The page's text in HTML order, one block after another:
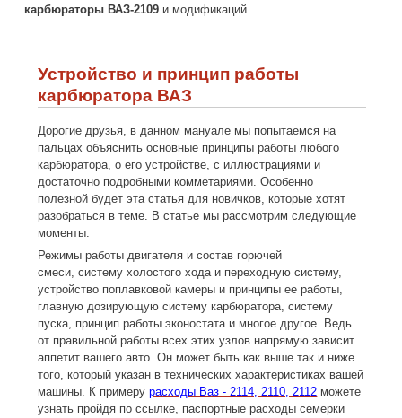
карбюраторы ВАЗ-2109 и модификаций.
Устройство и принцип работы
карбюратора ВАЗ
Дорогие друзья, в данном мануале мы попытаемся на
пальцах объяснить основные принципы работы любого
карбюратора, о его устройстве, с иллюстрациями и
достаточно подробными комметариями. Особенно
полезной будет эта статья для новичков, которые хотят
разобраться в теме. В статье мы рассмотрим следующие
моменты:
Режимы работы двигателя и состав горючей
смеси, систему холостого хода и переходную систему,
устройство поплавковой камеры и принципы ее работы,
главную дозирующую систему карбюратора, систему
пуска, принцип работы эконостата и многое другое. Ведь
от правильной работы всех этих узлов напрямую зависит
аппетит вашего авто. Он может быть как выше так и ниже
того, который указан в технических характеристиках вашей
машины. К примерурасходы Ваз - 2114, 2110, 2112 можете
узнать пройдя по ссылке, паспортные расходы семерки